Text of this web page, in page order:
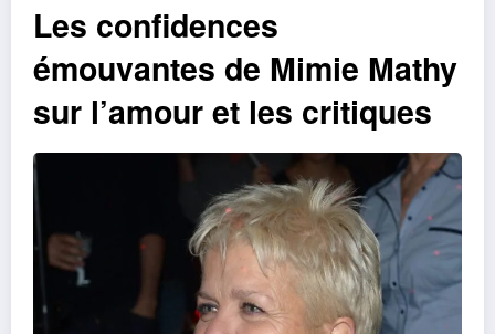
Les confidences
émouvantes de Mimie Mathy
sur l’amour et les critiques